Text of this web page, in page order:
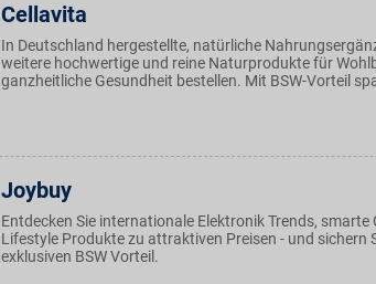
Cellavita
In Deutschland hergestellte, natürliche
weitere hochwertige und reine Naturprodukte für
ganzheitliche Gesundheit bestellen. Mit BSW-Vorteil
Joybuy
Entdecken Sie internationale Elektronik Trends, smarte
Lifestyle Produkte zu attraktiven Preisen - und sichern
exklusiven BSW Vorteil.